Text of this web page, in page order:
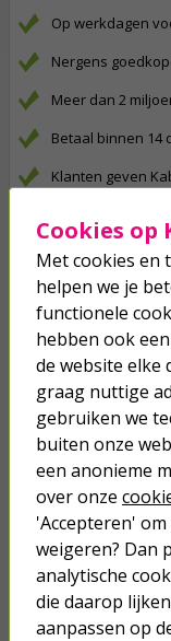
Op werkdagen
Nergens
Meer dan 2
Betaal binnen 14
Klanten geven
Anderen
Cookies op
Met cookies en
helpen we je
functionele
hebben ook
de website elke
graag nuttige
gebruiken we
buiten onze
een anonieme
over onze
'Accepteren'
weigeren? Dan
analytische
die daarop
aanpassen op